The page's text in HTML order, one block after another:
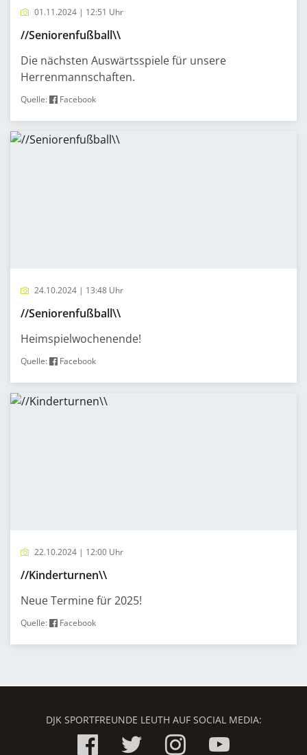
01.11.2024 | 12:51 Uhr
//Seniorenfußball\\
Die nächsten Auswärtsspiele für unsere
Herrenmannschaften.
Quelle: Facebook
24.10.2024 | 13:48 Uhr
//Seniorenfußball\\
Heimspielwochenende!
Quelle: Facebook
22.10.2024 | 12:00 Uhr
//Kinderturnen\\
Neue Termine für 2025!
Quelle: Facebook
DJK SPORTFREUNDE LEUTH AUF SOCIAL MEDIA: